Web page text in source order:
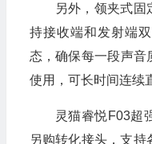
另外，领夹式固
持接收端和发射端
态，确保每一段声音
使用，可长时间连续
灵猫睿悦F03超
另购转化接头，支